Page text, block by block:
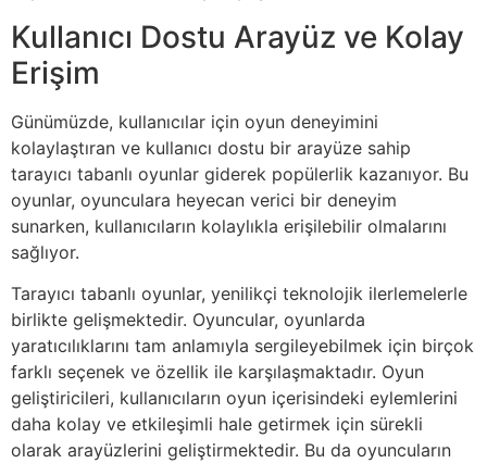
Kullanıcı Dostu Arayüz ve Kolay
Erişim
Günümüzde, kullanıcılar için oyun deneyimini
kolaylaştıran ve kullanıcı dostu bir arayüze sahip
tarayıcı tabanlı oyunlar giderek popülerlik kazanıyor. Bu
oyunlar, oyunculara heyecan verici bir deneyim
sunarken, kullanıcıların kolaylıkla erişilebilir olmalarını
sağlıyor.
Tarayıcı tabanlı oyunlar, yenilikçi teknolojik ilerlemelerle
birlikte gelişmektedir. Oyuncular, oyunlarda
yaratıcılıklarını tam anlamıyla sergileyebilmek için birçok
farklı seçenek ve özellik ile karşılaşmaktadır. Oyun
geliştiricileri, kullanıcıların oyun içerisindeki eylemlerini
daha kolay ve etkileşimli hale getirmek için sürekli
olarak arayüzlerini geliştirmektedir. Bu da oyuncuların